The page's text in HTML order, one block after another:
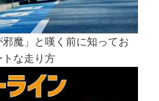
邪魔」と嘆く前に知ってお
トな走り方